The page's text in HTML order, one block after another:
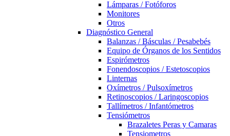
Lámparas / Fotóforos
Monitores
Otros
Diagnóstico General
Balanzas / Básculas / Pesabebés
Equipo de Órganos de los Sentidos
Espirómetros
Fonendoscopios / Estetoscopios
Linternas
Oxímetros / Pulsoxímetros
Retinoscopios / Laringoscopios
Tallímetros / Infantómetros
Tensiómetros
Brazaletes Peras y Camaras
Tensiometros